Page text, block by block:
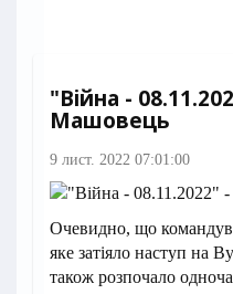
"Війна -
Машовець
9 лист. 2022 07:01:00
Очевидно, що
яке затіяло наступ на
також розпочало